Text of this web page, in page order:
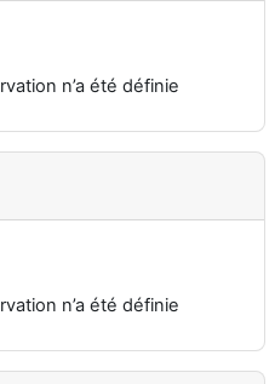
n’a été définie
n’a été définie